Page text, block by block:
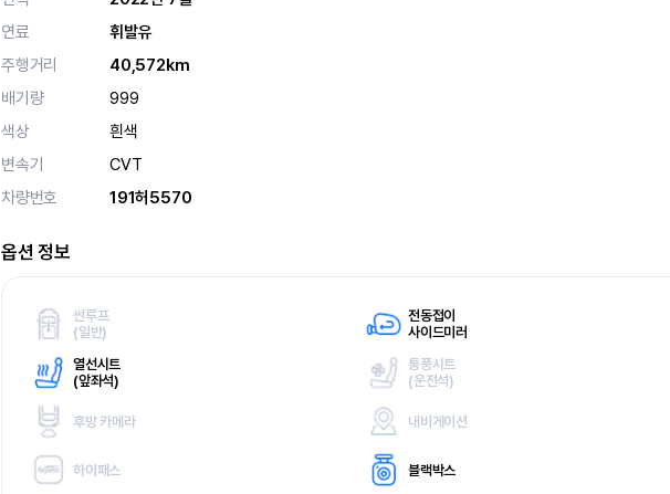
연료
휘발유
주행거리
40,572km
배기량
999
색상
흰색
변속기
CVT
차량번호
191허5570
옵션 정보
썬루프
(일반)
전동접이
사이드미러
열선시트
(앞좌석)
통풍시트
(운전석)
후방 카메라 내비게이션
하이패스 블랙박스